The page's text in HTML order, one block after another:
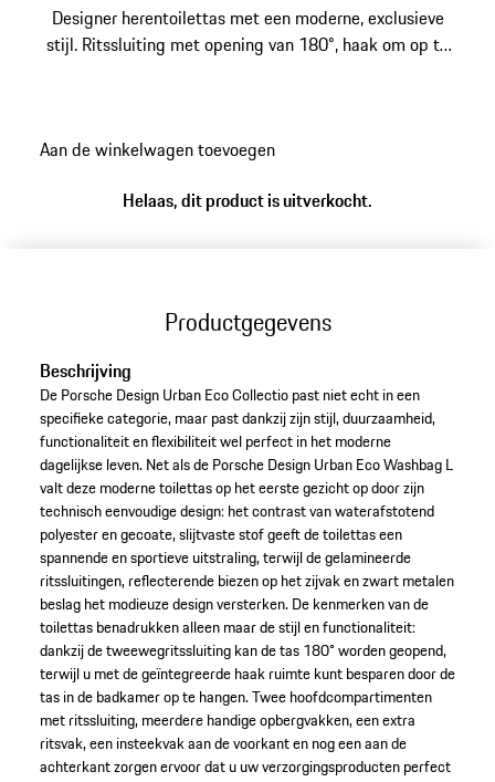
Designer herentoilettas met een moderne, exclusieve
stijl. Ritssluiting met opening van 180°, haak om op te
Aan de winkelwagen toevoegen
Helaas, dit product is uitverkocht.
Productgegevens
Beschrijving
De Porsche Design Urban Eco Collectio past niet echt in een
specifieke categorie, maar past dankzij zijn stijl, duurzaamheid,
functionaliteit en flexibiliteit wel perfect in het moderne
dagelijkse leven. Net als de Porsche Design Urban Eco Washbag L
valt deze moderne toilettas op het eerste gezicht op door zijn
technisch eenvoudige design: het contrast van waterafstotend
polyester en gecoate, slijtvaste stof geeft de toilettas een
spannende en sportieve uitstraling, terwijl de gelamineerde
ritssluitingen, reflecterende biezen op het zijvak en zwart metalen
beslag het modieuze design versterken. De kenmerken van de
toilettas benadrukken alleen maar de stijl en functionaliteit:
dankzij de tweewegritssluiting kan de tas 180° worden geopend,
terwijl u met de geïntegreerde haak ruimte kunt besparen door de
tas in de badkamer op te hangen. Twee hoofdcompartimenten
met ritssluiting, meerdere handige opbergvakken, een extra
ritsvak, een insteekvak aan de voorkant en nog een aan de
achterkant zorgen ervoor dat u uw verzorgingsproducten perfect